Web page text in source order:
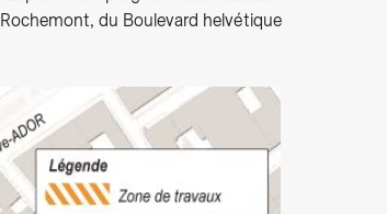
du Boulevard helvétique